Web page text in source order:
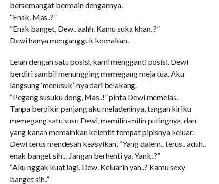
bersemangat bermain dengannya.
“Enak, Mas..?”
“Enak banget, Dew.. aahh. Kamu suka khan..?”
Dewi hanya mengangguk keenakan.
Lelah dengan satu posisi, kami mengganti posisi. Dewi
berdiri sambil menungging memegang meja tua. Aku
langsung ‘menusuk’-nya dari belakang.
“Pegang susuku dong, Mas..!” pinta Dewi memelas.
Tanpa berpikir panjang aku meladeninya, tangan kiriku
memegang satu susu Dewi, memilin-milin putingnya, dan
yang kanan memainkan kelentit tempat pipisnya keluar.
Dewi terus mendesah keasyikan, “Yang dalem.. terus.. aduh..
enak banget sih..! Jangan berhenti ya, Yank..?”
“Aku nggak kuat lagi, Dew. Keluarin yah..? Kamu sexy
banget sih..”